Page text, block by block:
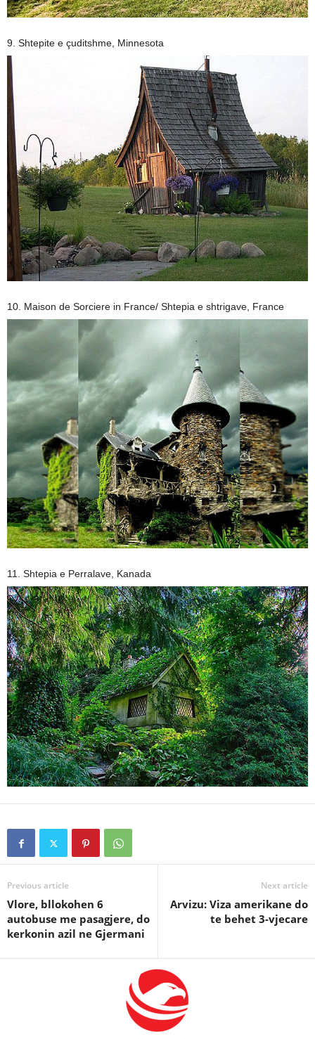
9. Shtepite e çuditshme, Minnesota
10. Maison de Sorciere in France/ Shtepia e shtrigave, France
11. Shtepia e Perralave, Kanada
Previous article
Vlore, bllokohen 6
autobuse me pasagjere, do
kerkonin azil ne Gjermani
Next article
Arvizu: Viza amerikane do
te behet 3-vjecare